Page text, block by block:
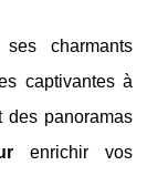
charmants
captivantes à
des panoramas
enrichir vos